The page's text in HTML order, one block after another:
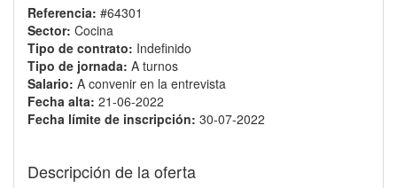
Referencia: #64301
Sector: Cocina
Tipo de contrato: Indefinido
Tipo de jornada: A turnos
Salario: A convenir en la entrevista
Fecha alta: 21-06-2022
Fecha límite de inscripción: 30-07-2022
Descripción de la oferta